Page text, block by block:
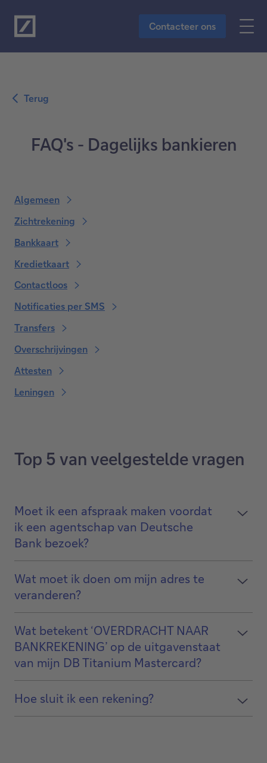
Naar de hoofdinhoud
Contacteer ons
Terug
FAQ's - Dagelijks bankieren
Algemeen
Zichtrekening
Bankkaart
Kredietkaart
Contactloos
Notificaties per SMS
Transfers
Overschrijvingen
Attesten
Leningen
Top 5 van veelgestelde vragen
Moet ik een afspraak maken voordat
ik een agentschap van Deutsche
Bank bezoek?
Wat moet ik doen om mijn adres te
veranderen?
Wat betekent ‘OVERDRACHT NAAR
BANKREKENING’ op de uitgavenstaat
van mijn DB Titanium Mastercard?
Hoe sluit ik een rekening?